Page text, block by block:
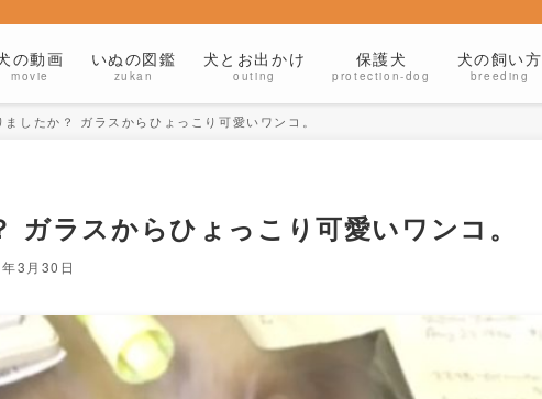
の動画
movie
いぬの図鑑
zukan
犬とお出かけ
outing
保護犬
protection-dog
犬の飼い方
breeding
ましたか？ ガラスからひょっこり可愛いワンコ。
ガラスからひょっこり可愛いワンコ。
3月30日